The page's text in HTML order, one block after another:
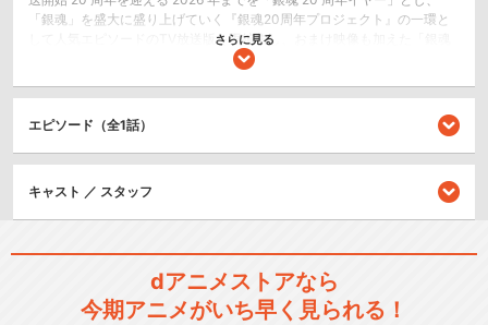
「銀魂」を盛大に盛り上げていく『銀魂20周年プロジェクト』の一環と
して人気エピソードのTV放送版を再編集し、おまけ映像も加えた「銀魂
コメディ/ギャグ
アクション/バトル
ドラマ/青春
銀魂 (1年目)
さらに見る
エピソード（全1話）
キャスト ／ スタッフ
dアニメストアなら
今期アニメがいち早く見られる！